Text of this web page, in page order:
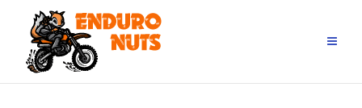
content